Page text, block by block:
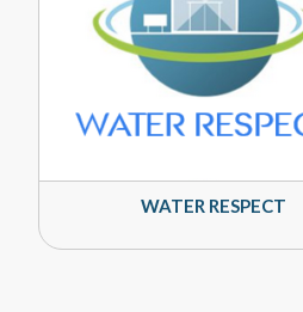
WATER RESPECT